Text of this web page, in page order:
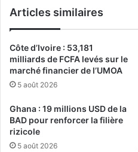
Articles similaires
Côte d’Ivoire : 53,181
milliards de FCFA levés sur le
marché financier de l’UMOA
5 août 2026
Ghana : 19 millions USD de la
BAD pour renforcer la filière
rizicole
5 août 2026